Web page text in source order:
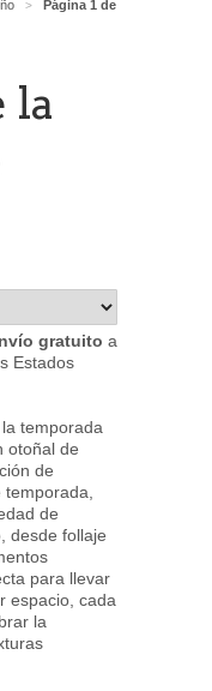
>
Página 1 de
la
gratuito a
Estados
temporada
otoñal de
de
de
desde follaje
para llevar
espacio, cada
la